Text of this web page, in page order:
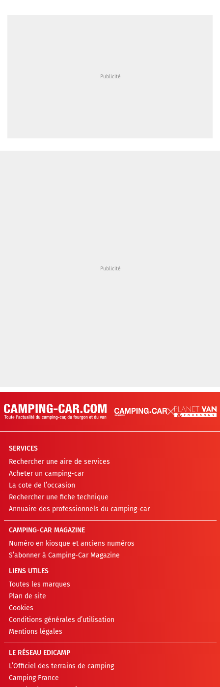
SERVICES
Rechercher une aire de services
Acheter un camping-car
La cote de l’occasion
Rechercher une fiche technique
Annuaire des professionnels du camping-car
CAMPING-CAR MAGAZINE
Numéro en kiosque et anciens numéros
S’abonner à Camping-Car Magazine
LIENS UTILES
Toutes les marques
Plan de site
Cookies
Conditions générales d’utilisation
Mentions légales
LE RÉSEAU EDICAMP
L’Officiel des terrains de camping
Camping France